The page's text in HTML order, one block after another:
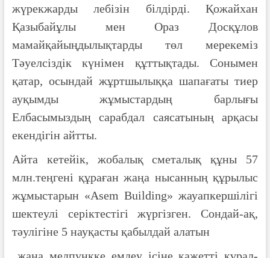
жүрекжарды лебізін білдірді. Қожайхан
Қазыбайұлы мен Ораз Досқұлов
мамайқайыңдылықтарды төл мерекеміз
Тәуелсіздік күнімен құттықтады. Сонымен
қатар, осындай жұртшылыққа шапағаты тиер
ауқымды жұмыстардың барлығы
Елбасымыздың сарабдал саясатының арқасы
екендігін айтты.
Айта кетейік, жобалық сметалық құны 57
млн.теңгені құраған жаңа нысанның құрылыс
жұмыстарын «Asem Building» жауапкершілігі
шектеулі серіктестігі жүргізген. Сондай-ақ,
тәулігіне 5 науқасты қабылдай алатын